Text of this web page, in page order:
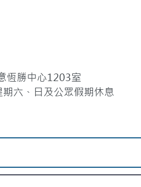
勝中心1203室
六、日及公眾假期休息